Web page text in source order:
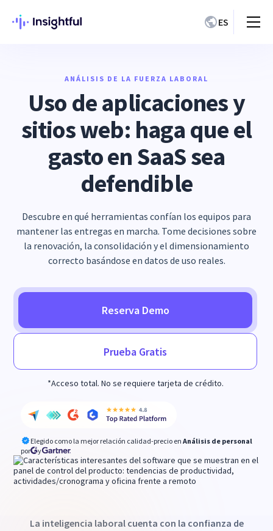
ES
ANÁLISIS DE LA FUERZA LABORAL
Uso de aplicaciones y
sitios web: haga que el
gasto en SaaS sea
defendible
Descubre en qué herramientas confían los equipos para
mantener las entregas en marcha. Tome decisiones sobre
la renovación, la consolidación y el dimensionamiento
correcto basándose en datos de uso reales.
Reserva Demo
Prueba Gratis
*Acceso total. No se requiere tarjeta de crédito.
Elegido como la mejor relación calidad-precio en Análisis de personal
por
y
La inteligencia laboral cuenta con la confianza de